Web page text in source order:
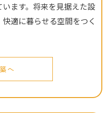
ます。将来を見据えた設
適に暮らせる空間をつく
へ